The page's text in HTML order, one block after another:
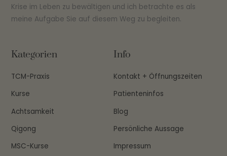
Krise im Leben zu bewältigen und ich betrachte es als
meine Aufgabe Sie auf diesem Weg zu begleiten.
Kategorien
TCM-Praxis
Kurse
Achtsamkeit
Qigong
MSC-Kurse
Info
Kontakt + Öffnungszeiten
Patienteninfos
Blog
Persönliche Aussage
Impressum